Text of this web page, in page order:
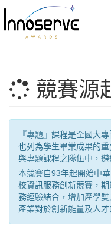
競賽源
『專題』課程是全國大
也列為學生畢業成果的
與專題課程之隊伍中，
本競賽自93年起開始中
校資訊服務創新競賽，
務經驗結合，增加產學
產業對於創新能量及人才